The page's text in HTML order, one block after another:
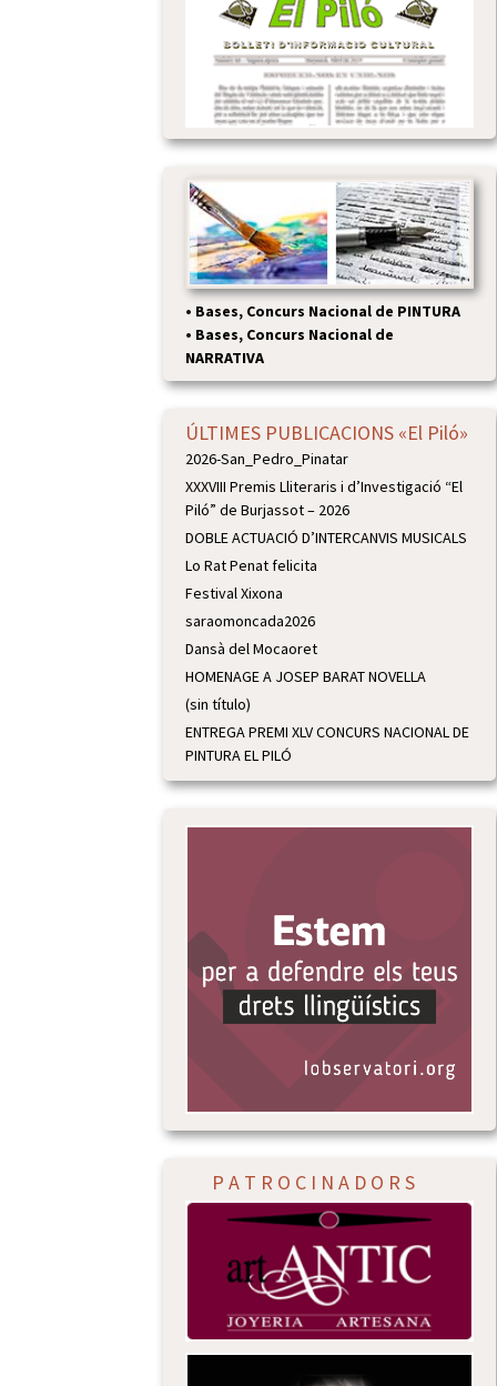
• Bases, Concurs Nacional de PINTURA
• Bases, Concurs Nacional de
NARRATIVA
ÚLTIMES PUBLICACIONS «El Piló»
2026-San_Pedro_Pinatar
XXXVIII Premis Lliteraris i d’Investigació “El
Piló” de Burjassot – 2026
DOBLE ACTUACIÓ D’INTERCANVIS MUSICALS
Lo Rat Penat felicita
Festival Xixona
saraomoncada2026
Dansà del Mocaoret
HOMENAGE A JOSEP BARAT NOVELLA
(sin título)
ENTREGA PREMI XLV CONCURS NACIONAL DE
PINTURA EL PILÓ
P A T R O C I N A D O R S